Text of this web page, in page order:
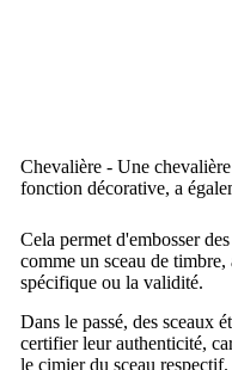
Chevalière - Une
fonction décorative, a
Cela permet d'embosser
comme un sceau de
spécifique ou la validité.
Dans le passé, des sceaux
certifier leur authenticité,
le cimier du sceau